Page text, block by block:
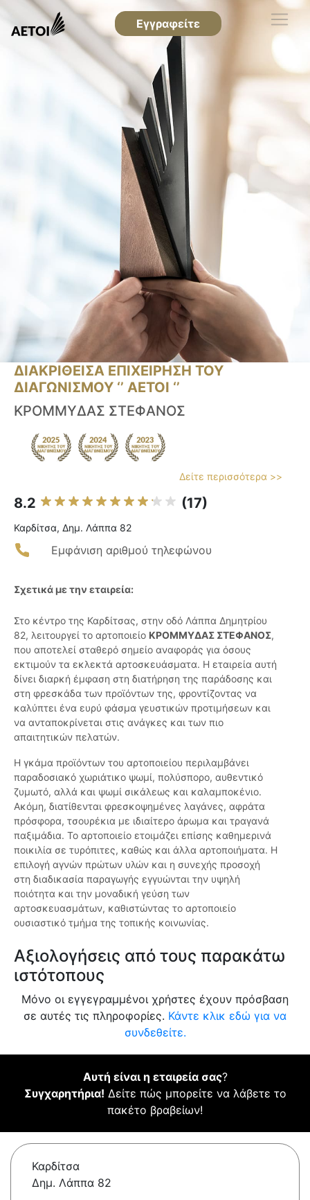
Εγγραφείτε
ΔΙΑΚΡΙΘΕΙΣΑ ΕΠΙΧΕΙΡΗΣΗ ΤΟΥ
ΔΙΑΓΩΝΙΣΜΟΥ ‘’ ΑΕΤΟΙ ‘’
ΚΡΟΜΜΥΔΑΣ ΣΤΕΦΑΝΟΣ
Δείτε περισσότερα >>
8.2 (17)
Καρδίτσα, Δημ. Λάππα 82
Εμφάνιση αριθμού τηλεφώνου
Σχετικά με την εταιρεία:
Στο κέντρο της Καρδίτσας, στην οδό Λάππα Δημητρίου
82, λειτουργεί το αρτοποιείο ΚΡΟΜΜΥΔΑΣ ΣΤΕΦΑΝΟΣ,
που αποτελεί σταθερό σημείο αναφοράς για όσους
εκτιμούν τα εκλεκτά αρτοσκευάσματα. Η εταιρεία αυτή
δίνει διαρκή έμφαση στη διατήρηση της παράδοσης και
στη φρεσκάδα των προϊόντων της, φροντίζοντας να
καλύπτει ένα ευρύ φάσμα γευστικών προτιμήσεων και
να ανταποκρίνεται στις ανάγκες και των πιο
απαιτητικών πελατών.
Η γκάμα προϊόντων του αρτοποιείου περιλαμβάνει
παραδοσιακό χωριάτικο ψωμί, πολύσπορο, αυθεντικό
ζυμωτό, αλλά και ψωμί σικάλεως και καλαμποκένιο.
Ακόμη, διατίθενται φρεσκοψημένες λαγάνες, αφράτα
πρόσφορα, τσουρέκια με ιδιαίτερο άρωμα και τραγανά
παξιμάδια. Το αρτοποιείο ετοιμάζει επίσης καθημερινά
ποικιλία σε τυρόπιτες, καθώς και άλλα αρτοποιήματα. Η
επιλογή αγνών πρώτων υλών και η συνεχής προσοχή
στη διαδικασία παραγωγής εγγυώνται την υψηλή
ποιότητα και την μοναδική γεύση των
αρτοσκευασμάτων, καθιστώντας το αρτοποιείο
ουσιαστικό τμήμα της τοπικής κοινωνίας.
Αξιολογήσεις από τους παρακάτω
ιστότοπους
Μόνο οι εγγεγραμμένοι χρήστες έχουν πρόσβαση
σε αυτές τις πληροφορίες. Κάντε κλικ εδώ για να
συνδεθείτε.
Αυτή είναι η εταιρεία σας?
Συγχαρητήρια! Δείτε πώς μπορείτε να λάβετε το
πακέτο βραβείων!
Καρδίτσα
Δημ. Λάππα 82